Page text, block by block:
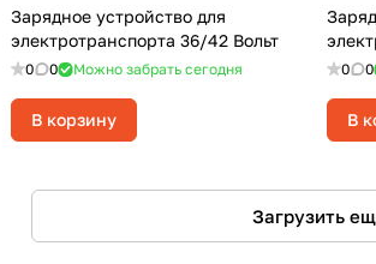
Зарядное устройство для
электротранспорта 36/42 Вольт
0 0 Можно забрать сегодня
В корзину
0 0
В
Загрузить